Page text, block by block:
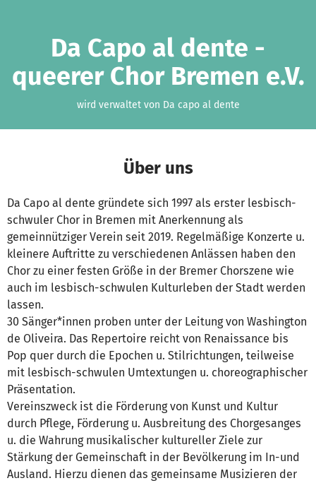
Da Capo al dente -
queerer Chor Bremen e.V.
wird verwaltet von Da capo al dente
Über uns
Da Capo al dente gründete sich 1997 als erster lesbisch-
schwuler Chor in Bremen mit Anerkennung als
gemeinnütziger Verein seit 2019. Regelmäßige Konzerte u.
kleinere Auftritte zu verschiedenen Anlässen haben den
Chor zu einer festen Größe in der Bremer Chorszene wie
auch im lesbisch-schwulen Kulturleben der Stadt werden
lassen.
30 Sänger*innen proben unter der Leitung von Washington
de Oliveira. Das Repertoire reicht von Renaissance bis
Pop quer durch die Epochen u. Stilrichtungen, teilweise
mit lesbisch-schwulen Umtextungen u. choreographischer
Präsentation.
Vereinszweck ist die Förderung von Kunst und Kultur
durch Pflege, Förderung u. Ausbreitung des Chorgesanges
u. die Wahrung musikalischer kultureller Ziele zur
Stärkung der Gemeinschaft in der Bevölkerung im In-und
Ausland. Hierzu dienen das gemeinsame Musizieren der